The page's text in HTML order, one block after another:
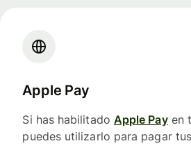
Apple Pay
Si has habilitado Apple Payen
puedes utilizarlo para pagar